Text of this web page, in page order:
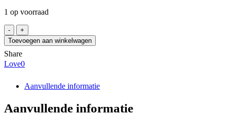
1 op voorraad
INA
W40h6
X46Cr13
/0400
aantal
Toevoegen aan winkelwagen
Share
Love0
Aanvullende informatie
Aanvullende informatie